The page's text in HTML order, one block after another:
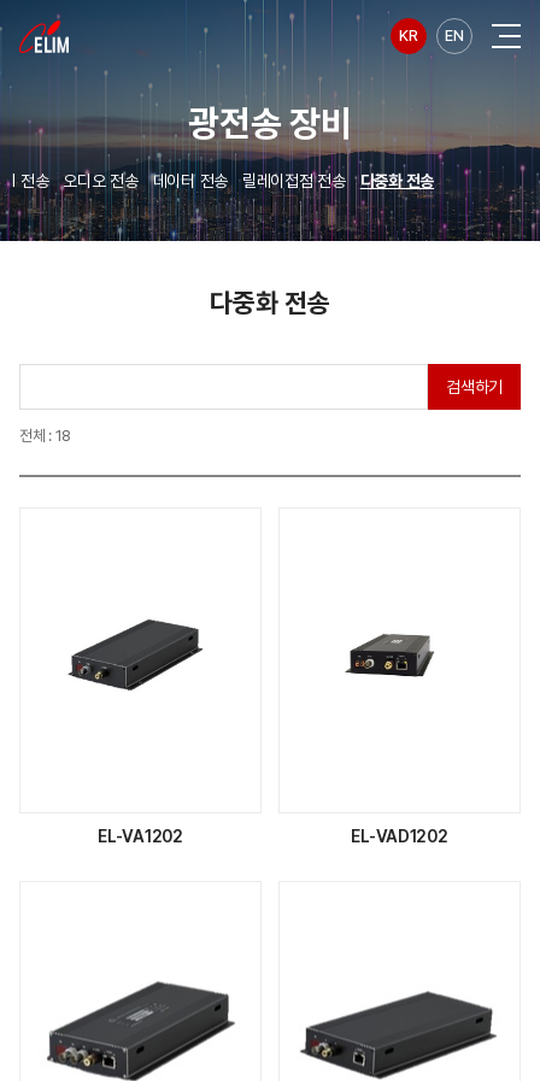
KR EN
광전송 장비
전송 오디오 전송 데이터 전송 릴레이접점 전송 다중화 전송
다중화 전송
전체 : 18
검색하기
EL-VA1202 EL-VAD1202